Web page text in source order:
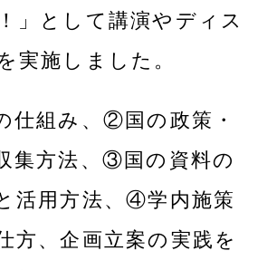
」として講演やディス
実施しました。
仕組み、②国の政策・
集方法、③国の資料の
活用方法、④学内施策
方、企画立案の実践を